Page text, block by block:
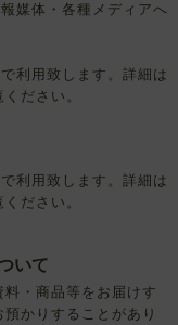
媒体・各種メディアへ
利用致します。詳細は
ださい。
利用致します。詳細は
ださい。
いて
・商品等をお届けす
かりすることがあり